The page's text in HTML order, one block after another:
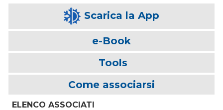
Scarica la App
e-Book
Tools
Come associarsi
ELENCO ASSOCIATI